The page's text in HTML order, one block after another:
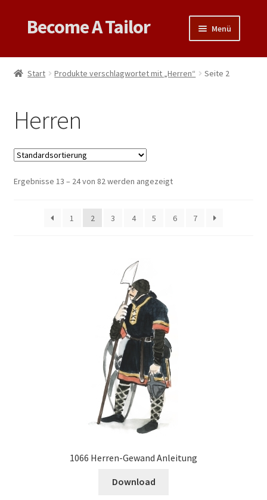
Zur
Navigation
Zum
Inhalt
Become A Tailor Menü
Books
öffnen
Support
Patterns
Links & Tips
Start Produkte verschlagwortet mit „Herren“ Seite 2
Herren
Ergebnisse 13 – 24 von 82 werden angezeigt
1 2 3 4 5 6 7
1066 Herren-Gewand Anleitung
Download